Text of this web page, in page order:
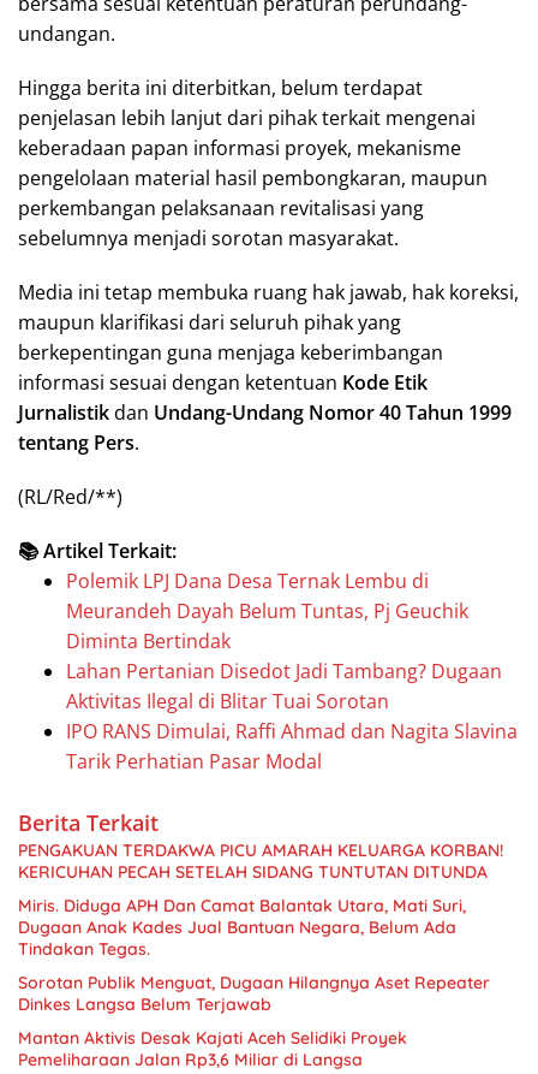
undangan.
Hingga berita ini diterbitkan, belum terdapat
penjelasan lebih lanjut dari pihak terkait mengenai
keberadaan papan informasi proyek, mekanisme
pengelolaan material hasil pembongkaran, maupun
perkembangan pelaksanaan revitalisasi yang
sebelumnya menjadi sorotan masyarakat.
Media ini tetap membuka ruang hak jawab, hak koreksi,
maupun klarifikasi dari seluruh pihak yang
berkepentingan guna menjaga keberimbangan
informasi sesuai dengan ketentuan Kode Etik
Jurnalistikdan Undang-Undang Nomor 40 Tahun 1999
tentang Pers.
(RL/Red/**)
📚 Artikel Terkait:
Polemik LPJ Dana Desa Ternak Lembu di
Meurandeh Dayah Belum Tuntas, Pj Geuchik
Diminta Bertindak
Lahan Pertanian Disedot Jadi Tambang? Dugaan
Aktivitas Ilegal di Blitar Tuai Sorotan
IPO RANS Dimulai, Raffi Ahmad dan Nagita Slavina
Tarik Perhatian Pasar Modal
Berita Terkait
PENGAKUAN TERDAKWA PICU AMARAH KELUARGA KORBAN!
KERICUHAN PECAH SETELAH SIDANG TUNTUTAN DITUNDA
Miris. Diduga APH Dan Camat Balantak Utara, Mati Suri,
Dugaan Anak Kades Jual Bantuan Negara, Belum Ada
Sorotan Publik Menguat, Dugaan Hilangnya Aset Repeater
Dinkes Langsa Belum Terjawab
Mantan Aktivis Desak Kajati Aceh Selidiki Proyek
Pemeliharaan Jalan Rp3,6 Miliar di Langsa